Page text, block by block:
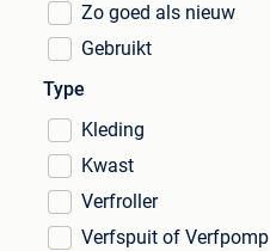
Zo goed als nieuw
Gebruikt
Type
Kleding
Kwast
Verfroller
Verfspuit of Verfpomp